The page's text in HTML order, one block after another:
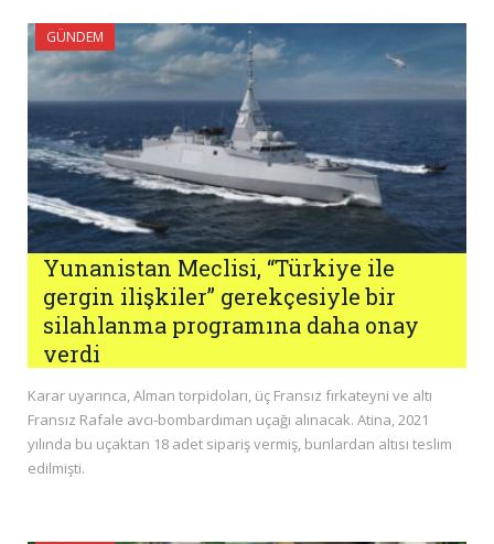
GÜNDEM
Yunanistan Meclisi, “Türkiye ile
gergin ilişkiler” gerekçesiyle bir
silahlanma programına daha onay
verdi
Karar uyarınca, Alman torpidoları, üç Fransız fırkateyni ve altı
Fransız Rafale avcı-bombardıman uçağı alınacak. Atina, 2021
yılında bu uçaktan 18 adet sipariş vermiş, bunlardan altısı teslim
edilmişti.